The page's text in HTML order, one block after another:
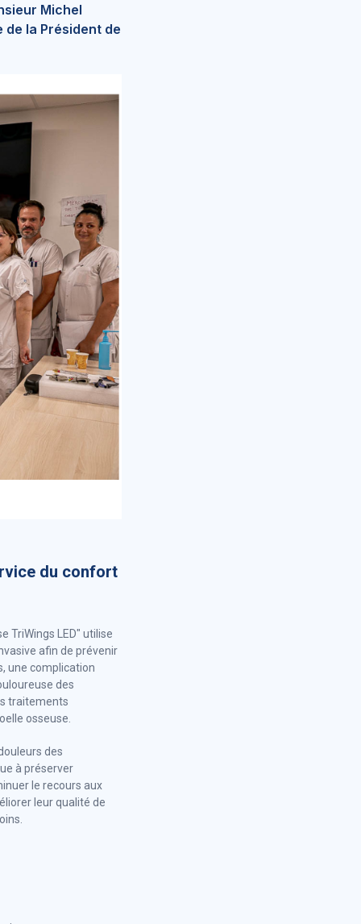
Michel
la Président de
du confort
TriWings LED" utilise
afin de prévenir
une complication
des
traitements
osseuse.
des
à préserver
le recours aux
leur qualité de